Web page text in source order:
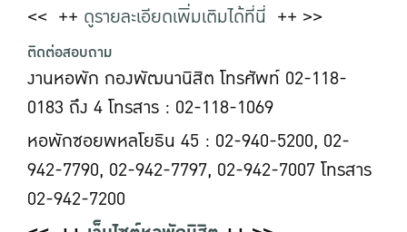
<< ++ ดูรายละเอียดเพิ่มเติมได้ที่นี่ ++ >>
ติดต่อสอบถาม
งานหอพัก กองพัฒนานิสิต โทรศัพท์ 02-118-
0183 ถึง 4 โทรสาร : 02-118-1069
หอพักซอยพหลโยธิน 45 : 02-940-5200, 02-
942-7790, 02-942-7797, 02-942-7007 โทรสาร
02-942-7200